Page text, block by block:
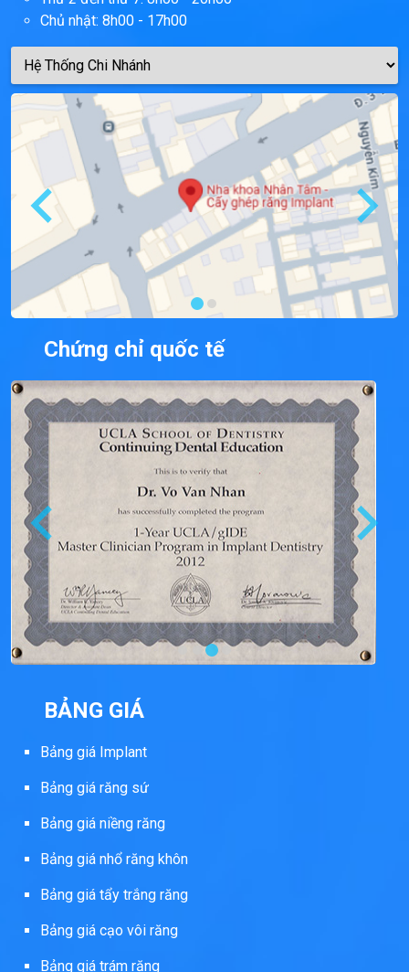
Chủ nhật: 8h00 - 17h00
Chứng chỉ quốc tế
BẢNG GIÁ
Bảng giá Implant
Bảng giá răng sứ
Bảng giá niềng răng
Bảng giá nhổ răng khôn
Bảng giá tẩy trắng răng
Bảng giá cạo vôi răng
Bảng giá trám răng